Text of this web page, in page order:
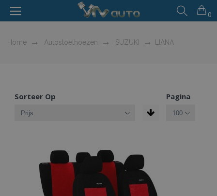
0
Home Autostoelhoezen SUZUKI LIANA
Sorteer Op Pagina